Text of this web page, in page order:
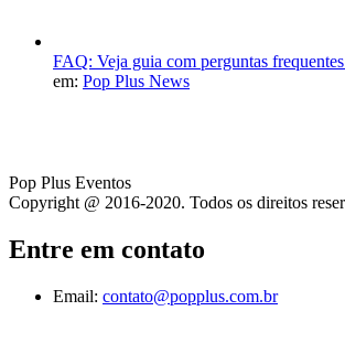
FAQ: Veja guia com perguntas
em: Pop Plus News
Pop Plus Eventos
Copyright @ 2016-2020. Todos os direitos
Entre em contato
Email: contato@popplus.com.br